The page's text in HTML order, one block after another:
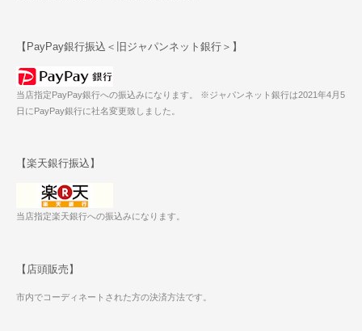
【PayPay銀行振込＜旧ジャパンネット銀行＞】
当店指定PayPay銀行への振込みになります。 ※ジャパンネット銀行は2021年4月5
日にPayPay銀行に社名変更致しました。
【楽天銀行振込】
当店指定楽天銀行への振込みになります。
【店頭販売】
市内でコーディネートされた方の決済方法です。